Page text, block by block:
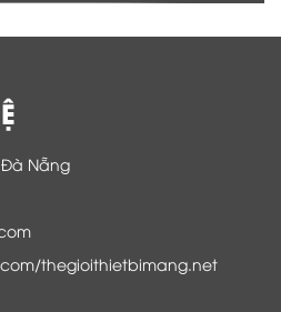
Đà Nẵng
thegioithietbimang.net